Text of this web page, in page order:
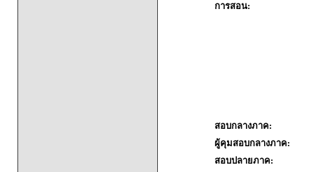
การสอน:
สอบกลางภาค:
ผู้คุมสอบกลางภาค:
สอบปลายภาค: